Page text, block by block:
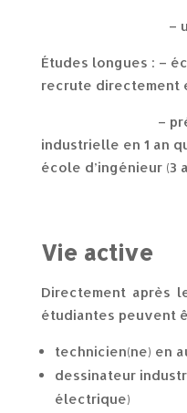
– un
Études longues : –
recrute directement
– prépa
industrielle en 1 an
école d’ingénieur (3
Vie active
Directement après
étudiantes peuvent
technicien(ne) en
dessinateur
électrique)